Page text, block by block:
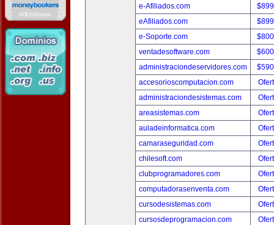
e-Afiliados.com
eAfiliados.com
e-Soporte.com
ventadesoftware.com
administraciondeservidores.com
accesorioscomputacion.com
administraciondesistemas.com
areasistemas.com
auladeinformatica.com
camaraseguridad.com
chilesoft.com
clubprogramadores.com
computadorasenventa.com
cursodesistemas.com
cursosdeprogramacion.com